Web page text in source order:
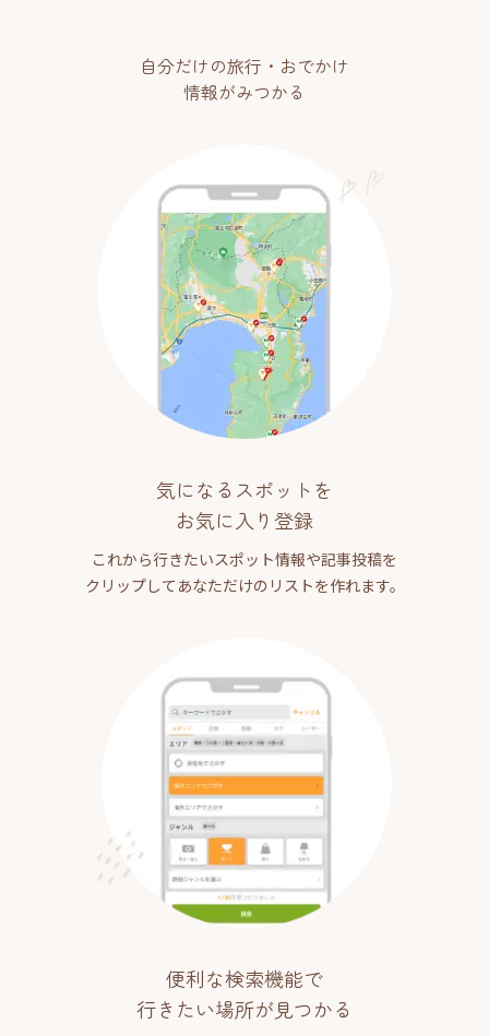
自分だけの旅行・おでかけ
情報がみつかる
気になるスポットを
お気に入り登録
これから行きたいスポット情報や記事投稿を
クリップしてあなただけのリストを作れます。
便利な検索機能で
行きたい場所が見つかる